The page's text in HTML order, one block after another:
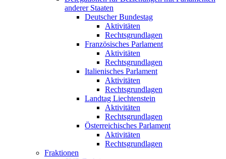
anderer Staaten
Deutscher Bundestag
Aktivitäten
Rechtsgrundlagen
Französisches Parlament
Aktivitäten
Rechtsgrundlagen
Italienisches Parlament
Aktivitäten
Rechtsgrundlagen
Landtag Liechtenstein
Aktivitäten
Rechtsgrundlagen
Österreichisches Parlament
Aktivitäten
Rechtsgrundlagen
Fraktionen